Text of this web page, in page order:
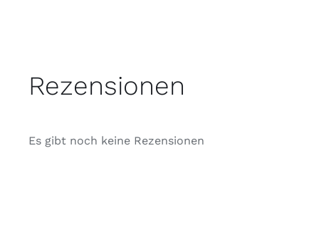
Rezensionen
Es gibt noch keine Rezensionen